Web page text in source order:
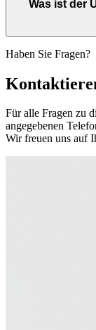
Was ist der
Haben Sie Fragen?
Für alle Fragen zu
angegebenen
Wir freuen uns auf